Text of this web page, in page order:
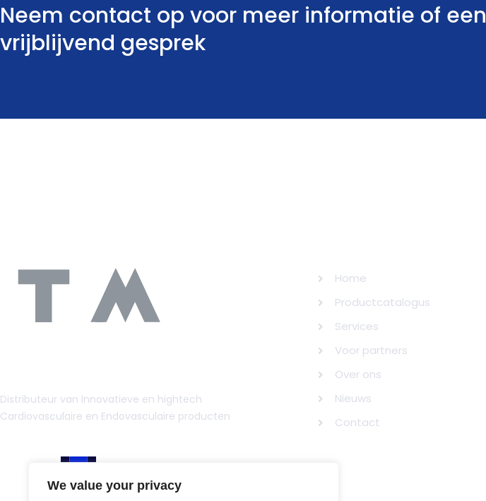
We value your privacy
Neem contact op voor meer informatie of een
vrijblijvend gesprek
Distributeur van Innovatieve en hightech
Cardiovasculaire en Endovasculaire producten
Home
Productcatalogus
Services
Voor partners
Over ons
Nieuws
Contact